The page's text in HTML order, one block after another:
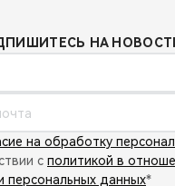
НА
на обработку
с политикой в
персональных данных*